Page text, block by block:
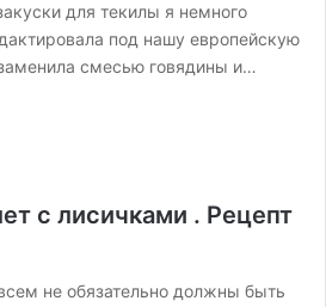
для текилы я немного
под нашу европейскую
смесью говядины и…
с лисичками . Рецепт
не обязательно должны быть